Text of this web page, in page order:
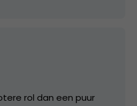
rol dan een puur